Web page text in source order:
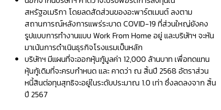
สหรัฐอเมริกา โดยลดสัดส่วนของอะพาร์ตเมนต์ ลงตาม
สถานการณ์หลังการแพร่ระบาด COVID-19 ที่ส่วนใหญ่ยังคง
รูปแบบการทำงานแบบ Work From Home อยู่ และบริษัทฯ จะหัน
มาเน้นการดำเนินธุรกิจโรงแรมเป็นหลัก
บริษัทฯ มีแผนที่จะออกหุ้นกู้มูลค่า 12,000 ล้านบาท เพื่อทดแทน
หุ้นกู้เดิมที่จะครบกำหนด และ คาดว่า ณ สิ้นปี 2568 อัตราส่วน
หนี้สินต่อทุนสุทธิจะอยู่ในระดับประมาณ 1.0 เท่า ซึ่งลดลงจาก สิ้น
ปี 2567